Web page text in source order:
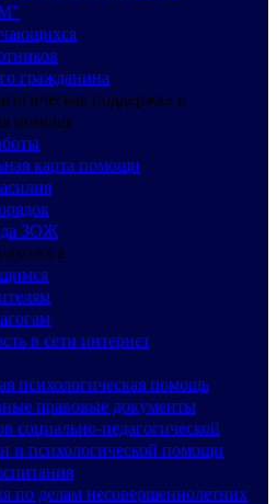
гражданина
поддержка и
помощь
карта помощи
ЗОЖ
в сети интернет
психологическая помощь
правовые документы
социально-педагогической
и психологической помощи
по делам несовершеннолетних